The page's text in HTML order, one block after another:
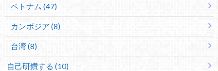
ベトナム (47)
カンボジア (8)
台湾 (8)
自己研鑽する (10)